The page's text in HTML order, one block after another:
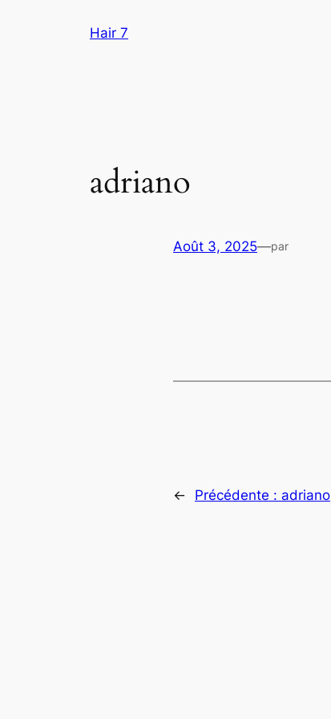
Hair 7
adriano
Août 3, 2025—par
← Précédente : adriano